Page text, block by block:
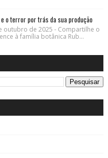
o terror por trás da sua produção
outubro de 2025 - Compartilhe o
à família botânica Rub...